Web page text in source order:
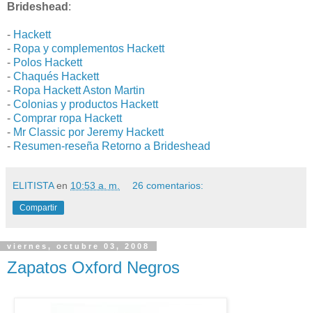
Brideshead :
- Hackett
- Ropa y complementos Hackett
- Polos Hackett
- Chaqués Hackett
- Ropa Hackett Aston Martin
- Colonias y productos Hackett
- Comprar ropa Hackett
- Mr Classic por Jeremy Hackett
- Resumen-reseña Retorno a Brideshead
ELITISTA en 10:53 a. m. 26 comentarios:
Compartir
viernes, octubre 03, 2008
Zapatos Oxford Negros